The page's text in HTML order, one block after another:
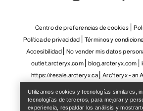
Help
Centro de preferencias de cookies
Política de privacidad Términos y
Accesibilidad No vender mis datos
outlet.arcteryx.com blog.arcteryx.com
https://resale.arcteryx.ca Arc'teryx - an
Utilizamos cookies y tecnologías similares,
tecnologías de terceros, para mejorar y
experiencia, respaldar los análisis y